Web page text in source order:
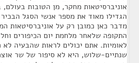
אוניברסיטאות מחקר, מן הטובות
הגדילו מאוד את מספר אנשי הסגל
מדבר כאן כמובן רק על אוניברסיטאות
התקופה שלאחר מלחמת יום הכיפורים וחל
לאומיות. אתם יכולים לראות שהבעיה לא
שנתיים-שלוש, היא לא סיפור של שר